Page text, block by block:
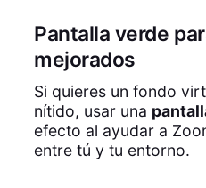
Pantalla verde
mejorados
Si quieres un fondo
nítido, usar una
efecto al ayudar a
entre tú y tu entorno.